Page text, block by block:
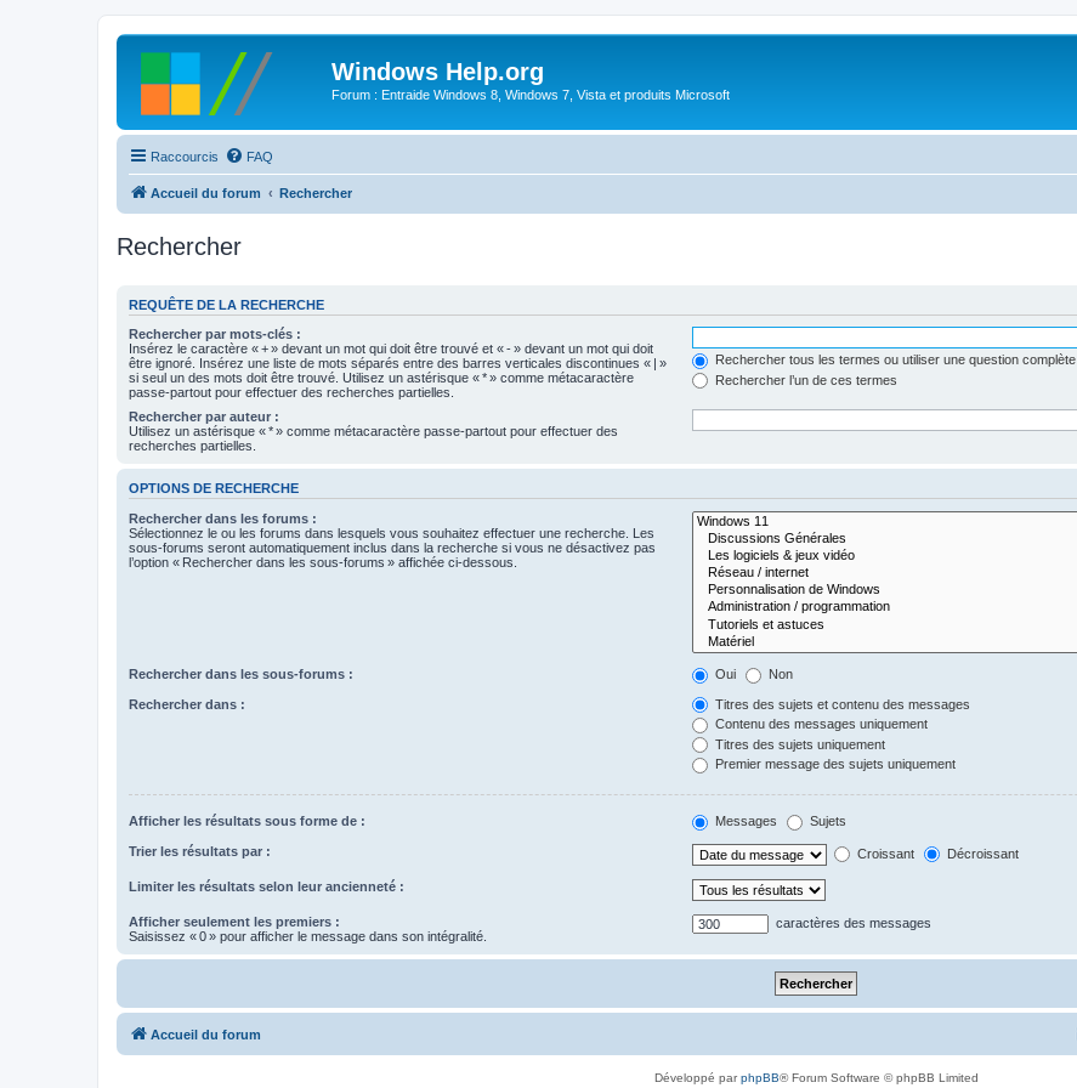
Windows Help.org
Forum : Entraide Windows 8, Windows 7, Vista et produits Microsoft
Raccourcis FAQ
Accueil du forum Rechercher
Rechercher
REQUÊTE DE LA RECHERCHE
Rechercher par mots-clés :
Insérez le caractère « + » devant un mot qui doit être trouvé et « - » devant un mot qui doit
être ignoré. Insérez une liste de mots séparés entre des barres verticales discontinues « | »
si seul un des mots doit être trouvé. Utilisez un astérisque « * » comme métacaractère
passe-partout pour effectuer des recherches partielles.
Rechercher tous les termes ou utiliser une question complète
Rechercher l’un de ces termes
Rechercher par auteur :
Utilisez un astérisque « * » comme métacaractère passe-partout pour effectuer des
recherches partielles.
OPTIONS DE RECHERCHE
Rechercher dans les forums :
Sélectionnez le ou les forums dans lesquels vous souhaitez effectuer une recherche. Les
sous-forums seront automatiquement inclus dans la recherche si vous ne désactivez pas
l’option « Rechercher dans les sous-forums » affichée ci-dessous.
Rechercher dans les sous-forums : Oui Non
Rechercher dans :
Titres des sujets et contenu des messages
Contenu des messages uniquement
Titres des sujets uniquement
Premier message des sujets uniquement
Afficher les résultats sous forme de : Messages Sujets
Trier les résultats par : Croissant Décroissant
Limiter les résultats selon leur ancienneté :
Afficher seulement les premiers :
Saisissez « 0 » pour afficher le message dans son intégralité.
caractères des messages
Accueil du forum
Développé parphpBB® Forum Software © phpBB Limited